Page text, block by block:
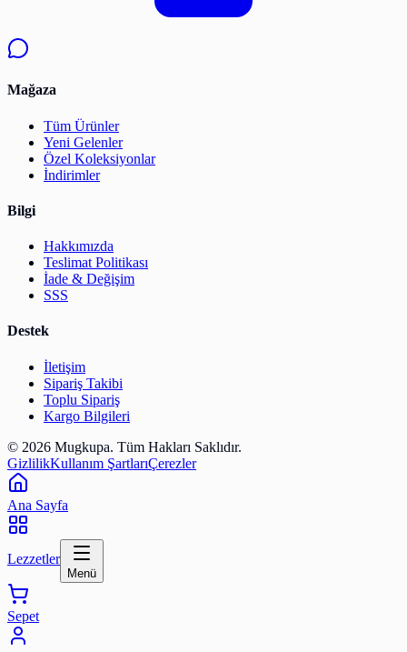
Mağaza
Tüm Ürünler
Yeni Gelenler
Özel Koleksiyonlar
İndirimler
Bilgi
Hakkımızda
Teslimat Politikası
İade & Değişim
SSS
Destek
İletişim
Sipariş Takibi
Toplu Sipariş
Kargo Bilgileri
© 2026 Mugkupa. Tüm Hakları Saklıdır.
GizlilikKullanım ŞartlarıÇerezler
Ana Sayfa
Lezzetler
Menü
Sepet